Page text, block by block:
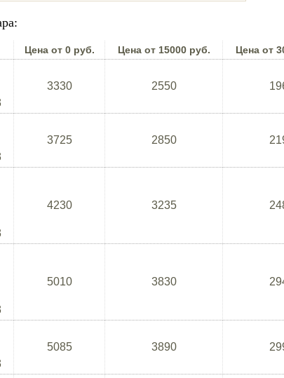
Цена от 0 руб. Цена от 15000 руб. Цена от
3330 2550
3725 2850
4230 3235
5010 3830
5085 3890